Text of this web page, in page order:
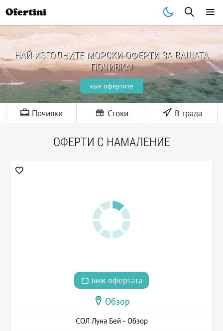
Ofertini
НАЙ-ИЗГОДНИТЕ МОРСКИ ОФЕРТИЗА ВАШАТА
ПОЧИВКА!
към офертите
Почивки Стоки В града
ОФЕРТИ С НАМАЛЕНИЕ
виж офертата
Обзор
СОЛ Луна Бей - Обзор